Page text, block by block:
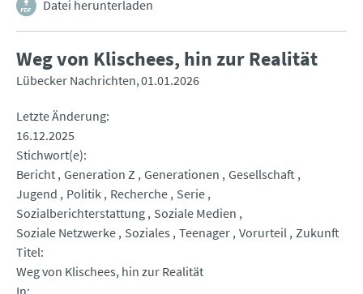
Datei herunterladen
Weg von Klischees, hin zur Realität
Lübecker Nachrichten 01.01.2026
Letzte Änderung
16.12.2025
Stichwort(e)
Bericht Generation Z Generationen Gesellschaft
Jugend
Politik Recherche Serie
Sozialberichterstattung Soziale Medien
Soziale Netzwerke Soziales Teenager Vorurteil Zukunft
Titel
Weg von Klischees, hin zur Realität